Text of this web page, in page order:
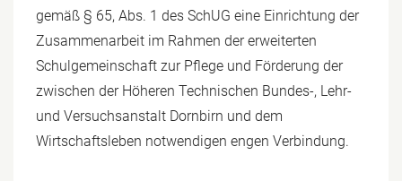
gemäß § 65, Abs. 1 des SchUG eine Einrichtung der
Zusammenarbeit im Rahmen der erweiterten
Schulgemeinschaft zur Pflege und Förderung der
zwischen der Höheren Technischen Bundes-, Lehr-
und Versuchsanstalt Dornbirn und dem
Wirtschaftsleben notwendigen engen Verbindung.